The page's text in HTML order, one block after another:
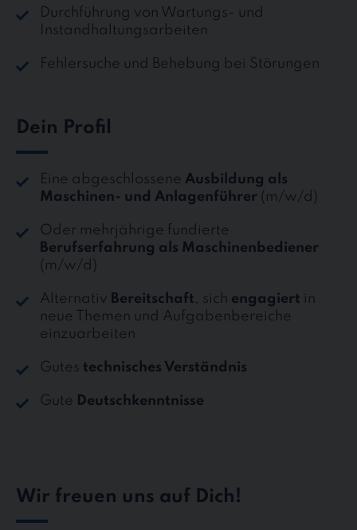
Durchführung von Wartungs- und
Instandhaltungsarbeiten
Fehlersuche und Behebung bei Störungen
Dein Profil
Eine abgeschlossene Ausbildung als
Maschinen- und Anlagenführer (m/w/d)
Oder mehrjährige fundierte
Berufserfahrung als Maschinenbediener
(m/w/d)
Alternativ Bereitschaft, sich engagiert in
neue Themen und Aufgabenbereiche
einzuarbeiten
Gutes technisches Verständnis
Gute Deutschkenntnisse
Wir freuen uns auf Dich!